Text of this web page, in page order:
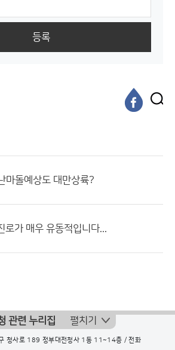
등록
마돌예상도 대만상륙?
로가 매우 유동적입니다...
관련 누리집 펼치기
청사로 189 정부대전청사 1동 11~14층 / 전화